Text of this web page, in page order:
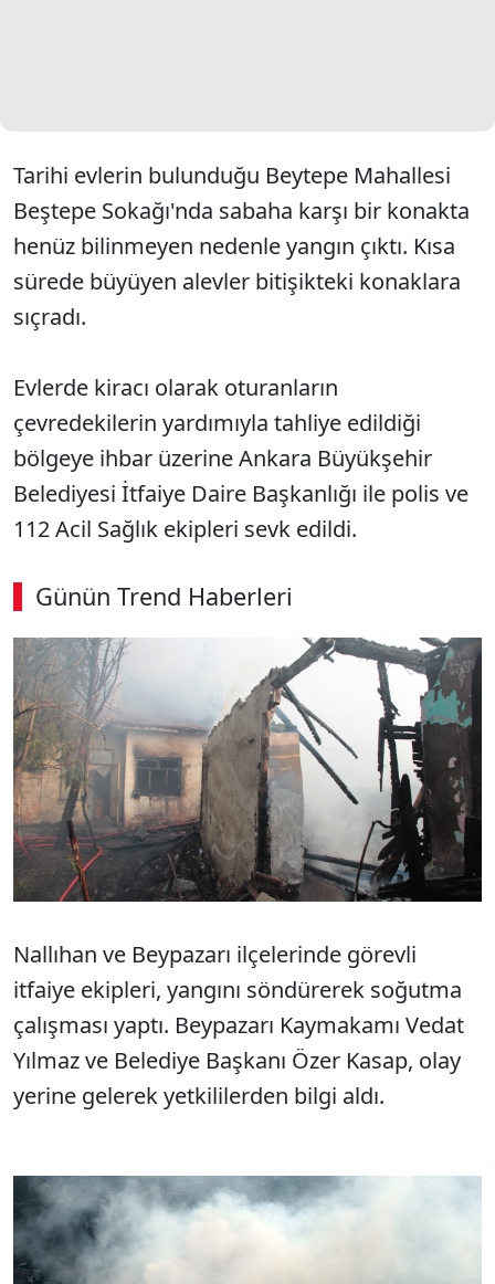
Tarihi evlerin bulunduğu Beytepe Mahallesi
Beştepe Sokağı'nda sabaha karşı bir konakta
henüz bilinmeyen nedenle yangın çıktı. Kısa
sürede büyüyen alevler bitişikteki konaklara
sıçradı.
Evlerde kiracı olarak oturanların
çevredekilerin yardımıyla tahliye edildiği
bölgeye ihbar üzerine Ankara Büyükşehir
Belediyesi İtfaiye Daire Başkanlığı ile polis ve
112 Acil Sağlık ekipleri sevk edildi.
Günün Trend Haberleri
SÖZCÜ SON DAKİKA
Nallıhan ve Beypazarı ilçelerinde görevli
itfaiye ekipleri, yangını söndürerek soğutma
çalışması yaptı. Beypazarı Kaymakamı Vedat
Yılmaz ve Belediye Başkanı Özer Kasap, olay
yerine gelerek yetkililerden bilgi aldı.